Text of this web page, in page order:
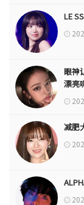
LE
眼神
漂亮
减肥